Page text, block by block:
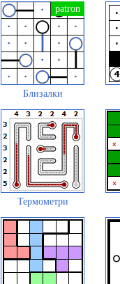
Близалки
Термометри